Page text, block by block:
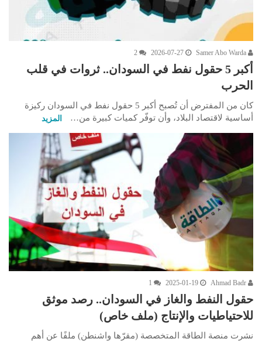
2026-07-27
2
أكبر 5 حقول نفط في السودان.. ثروات في قلب
الحرب
كان من المفترض أن تُصبح أكبر 5 حقول نفط في السودان ركيزة
أساسية لاقتصاد البلاد، وأن توفّر كميات كبيرة من…
المزيد
2025-01-19
1
حقول النفط والغاز في السودان.. رصد موثق
للاحتياطيات والإنتاج (ملف خاص)
نشرت منصة الطاقة المتخصصة (مقرّها واشنطن) ملفًا عن أهم